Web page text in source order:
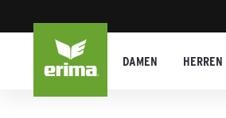
DAMEN HERREN